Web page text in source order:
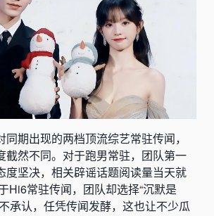
期出现的两档顶流综艺常驻传闻，
截然不同。对于跑男常驻，团队第一
度坚决，相关辟谣话题阅读量当天就
Hi6常驻传闻，团队却选择“沉默是
承认，任凭传闻发酵，这也让不少瓜